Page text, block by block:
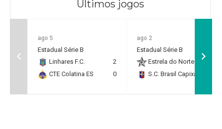
Últimos jogos
ago 5
Estadual Série B
Linhares F.C.
2
CTE Colatina ES
0
ago 2
Estadual Série B
Estrela do Norte F.C.
S.C. Brasil Capixaba